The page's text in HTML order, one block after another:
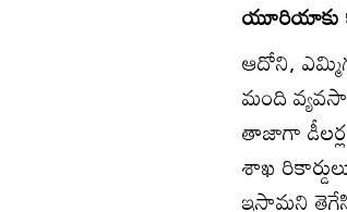
యూరియాకు
ఆదోని,
మంది
తాజాగా
శాఖ
ఇస్తామని